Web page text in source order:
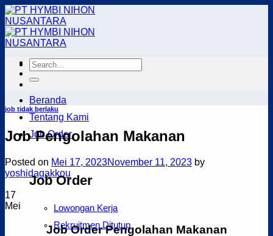
Skip
to
content
Beranda
Tentang Kami
Job Order
Job Order
Lowongan Kerja
Rekruitmen Ditutup
job tidak berlaku
Job Pengolahan Makanan
Posted on Mei 17, 2023November 11, 2023 by
yoshidagakkou
17
Mei
Job Order Pengolahan Makanan